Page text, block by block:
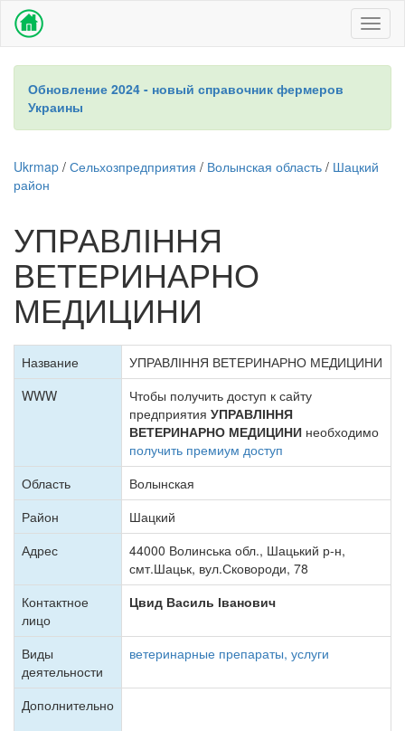
Обновление 2024 - новый справочник фермеров
Украины
Ukrmap / Сельхозпредприятия / Волынская область / Шацкий
район
УПРАВЛІННЯ
ВЕТЕРИНАРНО
МЕДИЦИНИ
Название
УПРАВЛІННЯ ВЕТЕРИНАРНО МЕДИЦИНИ
WWW
Чтобы получить доступ к сайту
предприятия УПРАВЛІННЯ
ВЕТЕРИНАРНО МЕДИЦИНИ необходимо
получить премиум доступ
Область
Волынская
Район
Шацкий
Адрес
44000 Волинська обл., Шацький р-н,
смт.Шацьк, вул.Сковороди, 78
Контактное
лицо
Цвид Василь Іванович
Виды
деятельности
ветеринарные препараты, услуги
Дополнительно